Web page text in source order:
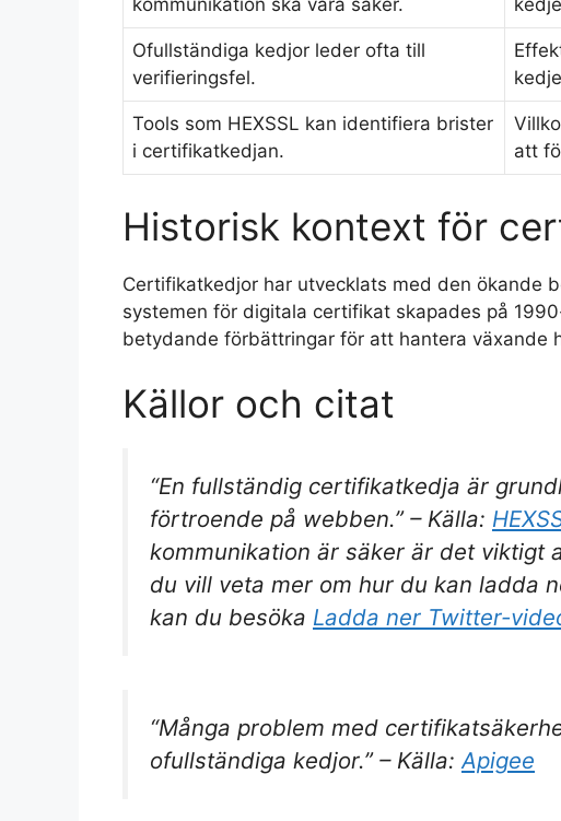
kommunikation ska vara säker.
Ofullständiga kedjor leder ofta till
verifieringsfel.
Tools som HEXSSL kan identifiera brister
i certifikatkedjan.
att
Historisk kontext för
Certifikatkedjor har utvecklats med den ökande
systemen för digitala certifikat skapades på
betydande förbättringar för att hantera växande
Källor och citat
“En fullständig certifikatkedja är
förtroende på webben.” – Källa:
kommunikation är säker är det viktigt
du vill veta mer om hur du kan ladda
kan du besöka Ladda ner Twitter-
“Många problem med
ofullständiga kedjor.” – Källa: Apigee